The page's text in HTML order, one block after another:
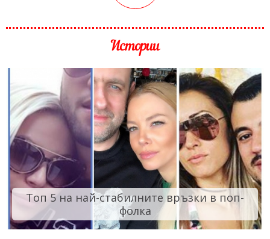
Истории
Топ 5 на най-стабилните връзки в поп-
фолка